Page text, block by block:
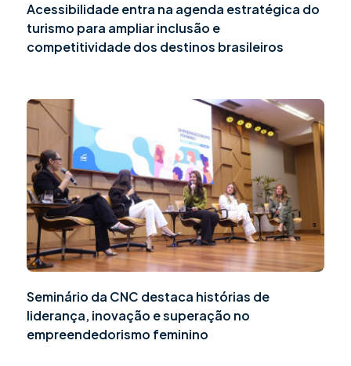
Acessibilidade entra na agenda estratégica do
turismo para ampliar inclusão e
competitividade dos destinos brasileiros
Seminário da CNC destaca histórias de
liderança, inovação e superação no
empreendedorismo feminino